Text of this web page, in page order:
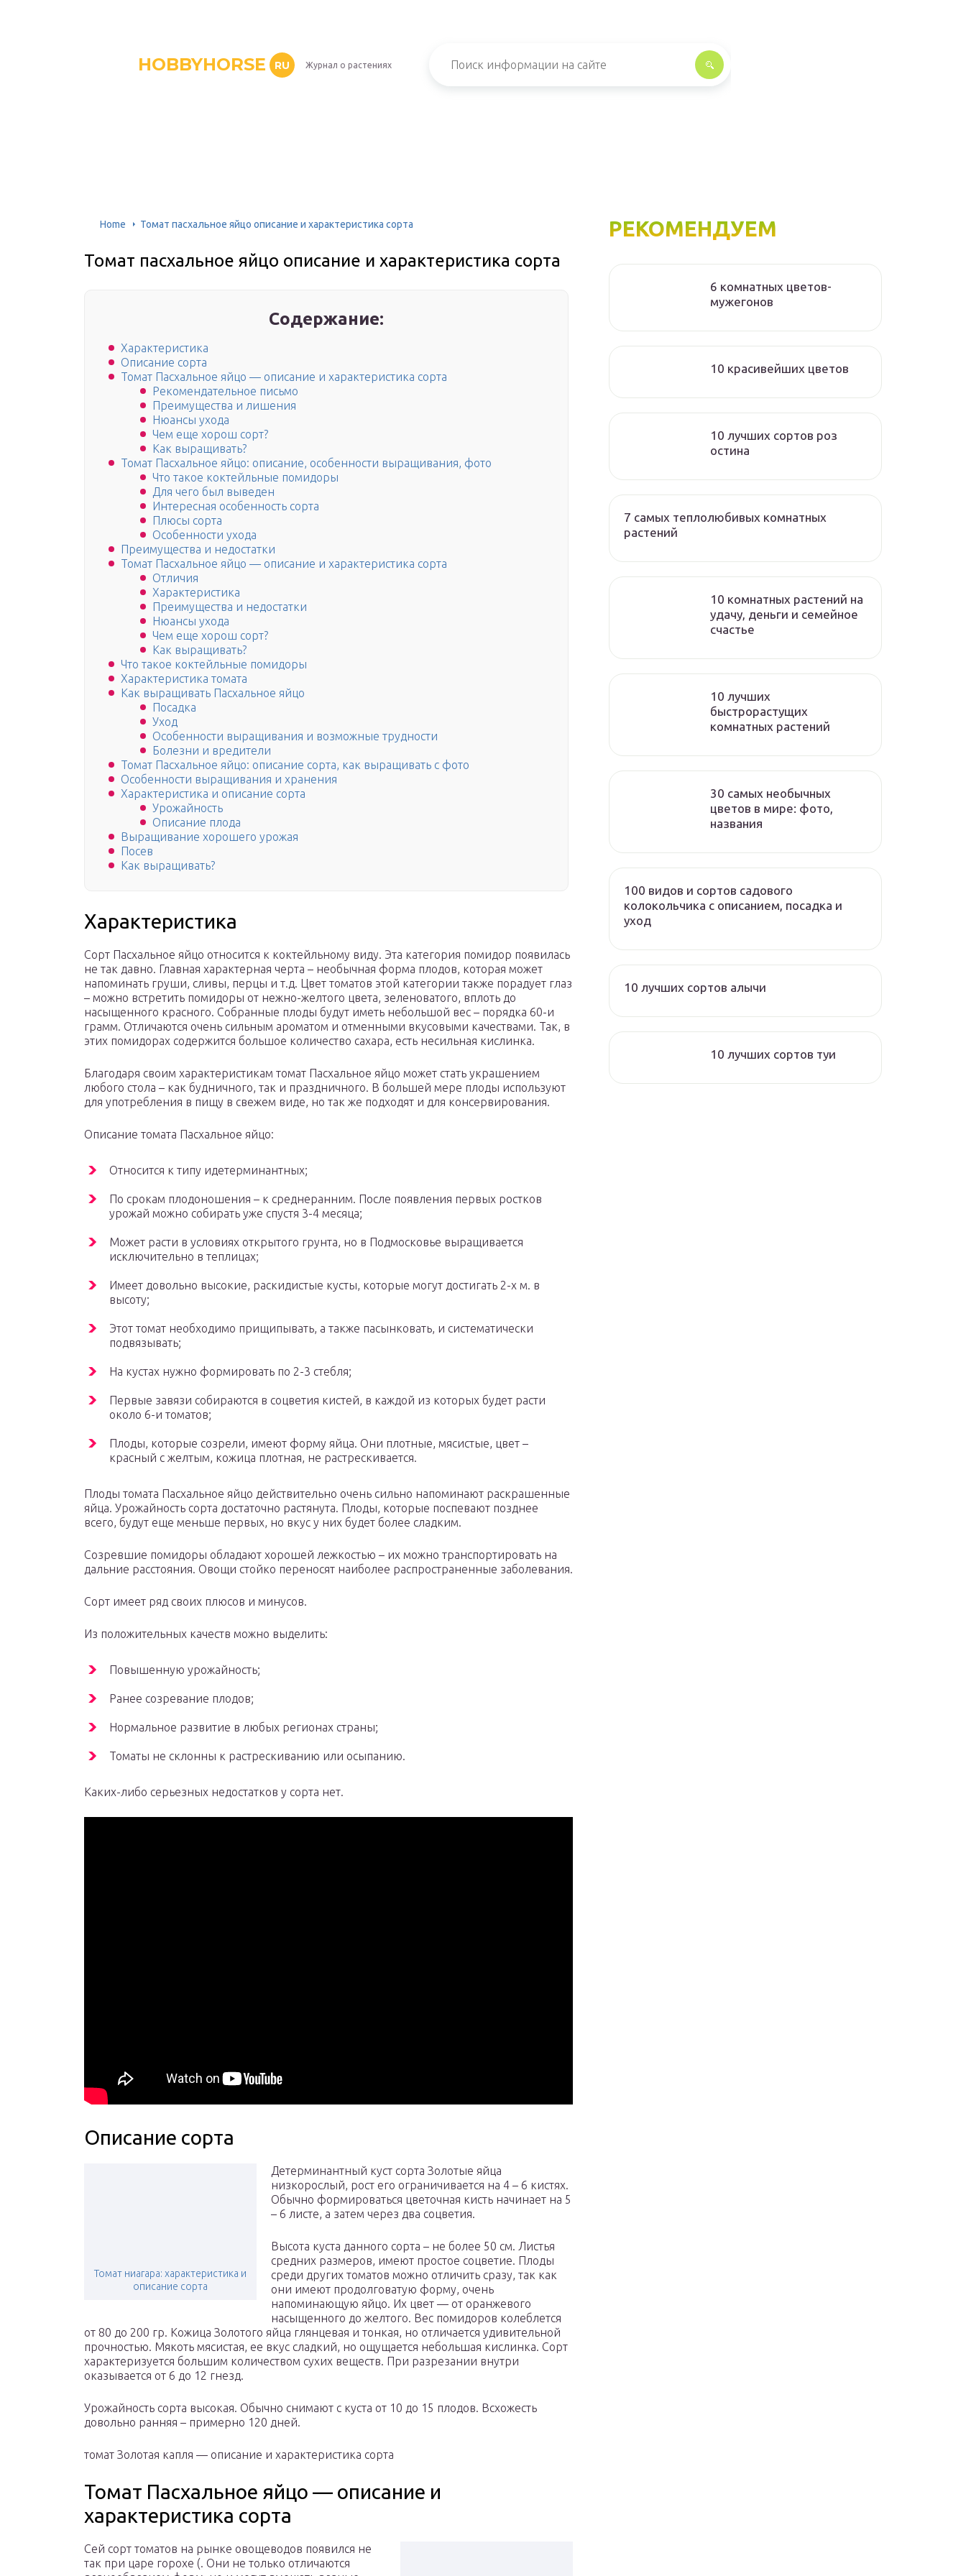
HOBBYHORSE RU Журнал о растениях
Home Томат пасхальное яйцо описание и характеристика сорта
Томат пасхальное яйцо описание и характеристика сорта
Содержание:
Характеристика
Описание сорта
Томат Пасхальное яйцо — описание и характеристика сорта
Рекомендательное письмо
Преимущества и лишения
Нюансы ухода
Чем еще хорош сорт?
Как выращивать?
Томат Пасхальное яйцо: описание, особенности выращивания, фото
Что такое коктейльные помидоры
Для чего был выведен
Интересная особенность сорта
Плюсы сорта
Особенности ухода
Преимущества и недостатки
Томат Пасхальное яйцо — описание и характеристика сорта
Отличия
Характеристика
Преимущества и недостатки
Нюансы ухода
Чем еще хорош сорт?
Как выращивать?
Что такое коктейльные помидоры
Характеристика томата
Как выращивать Пасхальное яйцо
Посадка
Уход
Особенности выращивания и возможные трудности
Болезни и вредители
Томат Пасхальное яйцо: описание сорта, как выращивать с фото
Особенности выращивания и хранения
Характеристика и описание сорта
Урожайность
Описание плода
Выращивание хорошего урожая
Посев
Как выращивать?
Характеристика
Сорт Пасхальное яйцо относится к коктейльному виду. Эта категория помидор появилась
не так давно. Главная характерная черта – необычная форма плодов, которая может
напоминать груши, сливы, перцы и т.д. Цвет томатов этой категории также порадует глаз
– можно встретить помидоры от нежно-желтого цвета, зеленоватого, вплоть до
насыщенного красного. Собранные плоды будут иметь небольшой вес – порядка 60-и
грамм. Отличаются очень сильным ароматом и отменными вкусовыми качествами. Так, в
этих помидорах содержится большое количество сахара, есть несильная кислинка.
Благодаря своим характеристикам томат Пасхальное яйцо может стать украшением
любого стола – как будничного, так и праздничного. В большей мере плоды используют
для употребления в пищу в свежем виде, но так же подходят и для консервирования.
Описание томата Пасхальное яйцо:
Относится к типу идетерминантных;
По срокам плодоношения – к среднеранним. После появления первых ростков
урожай можно собирать уже спустя 3-4 месяца;
Может расти в условиях открытого грунта, но в Подмосковье выращивается
исключительно в теплицах;
Имеет довольно высокие, раскидистые кусты, которые могут достигать 2-х м. в
высоту;
Этот томат необходимо прищипывать, а также пасынковать, и систематически
подвязывать;
На кустах нужно формировать по 2-3 стебля;
Первые завязи собираются в соцветия кистей, в каждой из которых будет расти
около 6-и томатов;
Плоды, которые созрели, имеют форму яйца. Они плотные, мясистые, цвет –
красный с желтым, кожица плотная, не растрескивается.
Плоды томата Пасхальное яйцо действительно очень сильно напоминают раскрашенные
яйца. Урожайность сорта достаточно растянута. Плоды, которые поспевают позднее
всего, будут еще меньше первых, но вкус у них будет более сладким.
Созревшие помидоры обладают хорошей лежкостью – их можно транспортировать на
дальние расстояния. Овощи стойко переносят наиболее распространенные заболевания.
Сорт имеет ряд своих плюсов и минусов.
Из положительных качеств можно выделить:
Повышенную урожайность;
Ранее созревание плодов;
Нормальное развитие в любых регионах страны;
Томаты не склонны к растрескиванию или осыпанию.
Каких-либо серьезных недостатков у сорта нет.
Описание сорта
Томат ниагара: характеристика и
описание сорта
Детерминантный куст сорта Золотые яйца
низкорослый, рост его ограничивается на 4 – 6 кистях.
Обычно формироваться цветочная кисть начинает на 5
– 6 листе, а затем через два соцветия.
Высота куста данного сорта – не более 50 см. Листья
средних размеров, имеют простое соцветие. Плоды
среди других томатов можно отличить сразу, так как
они имеют продолговатую форму, очень
напоминающую яйцо. Их цвет — от оранжевого
насыщенного до желтого. Вес помидоров колеблется
от 80 до 200 гр. Кожица Золотого яйца глянцевая и тонкая, но отличается удивительной
прочностью. Мякоть мясистая, ее вкус сладкий, но ощущается небольшая кислинка. Сорт
характеризуется большим количеством сухих веществ. При разрезании внутри
оказывается от 6 до 12 гнезд.
Урожайность сорта высокая. Обычно снимают с куста от 10 до 15 плодов. Всхожесть
довольно ранняя – примерно 120 дней.
томат Золотая капля — описание и характеристика сорта
Томат Пасхальное яйцо — описание и
характеристика сорта
Сей сорт томатов на рынке овощеводов появился не
так при царе горохе (. Они не только отличаются
РЕКОМЕНДУЕМ
6 комнатных цветов-
мужегонов
10 красивейших цветов
10 лучших сортов роз
остина
7 самых теплолюбивых комнатных
растений
10 комнатных растений на
удачу, деньги и семейное
счастье
10 лучших
быстрорастущих
комнатных растений
30 самых необычных
цветов в мире: фото,
названия
100 видов и сортов садового
колокольчика с описанием, посадка и
уход
10 лучших сортов алычи
10 лучших сортов туи